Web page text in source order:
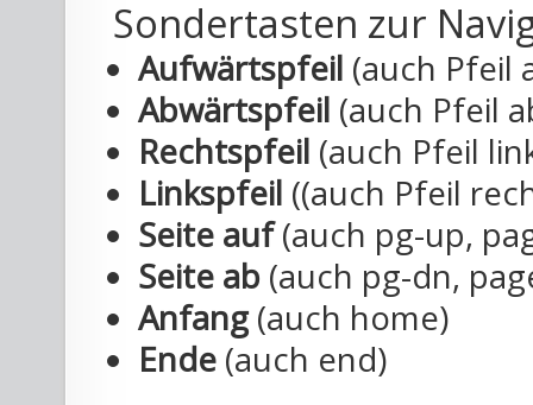
Sondertasten zur
Aufwärtspfeil (auch Pfeil
Abwärtspfeil (auch Pfeil
Rechtspfeil (auch Pfeil
Linkspfeil ((auch Pfeil
Seite auf(auch pg-up,
Seite ab (auch pg-dn,
Anfang(auch home)
Ende (auch end)